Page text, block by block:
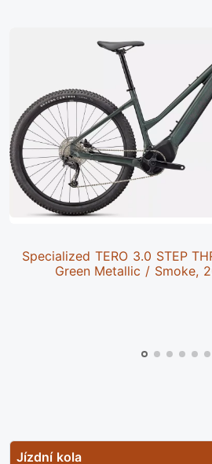
Jízdní kola
Specialized TERO 3.0 STEP
Green Metallic / Smoke,